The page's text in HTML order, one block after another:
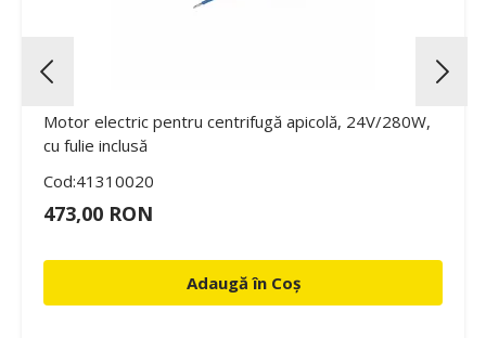
Motor electric pentru centrifugă apicolă, 24V/280W,
cu fulie inclusă
Cod:41310020
473,00 RON
Adaugă în Coș